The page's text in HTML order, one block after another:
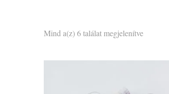
Mind a(z) 6 találat megjelenítveSorted
latest